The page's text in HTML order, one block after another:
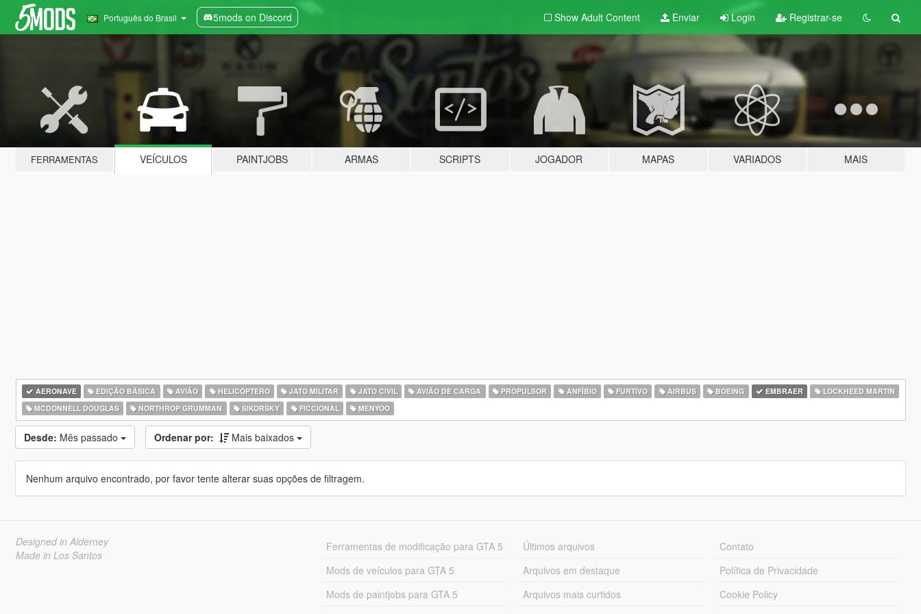
Português do Brasil 5mods on Discord Show Adult Content Enviar Login Registrar-se
FERRAMENTAS VEÍCULOS PAINTJOBS ARMAS SCRIPTS JOGADOR MAPAS VARIADOS MAIS
AERONAVE EDIÇÃO BÁSICA AVIÃO HELICÓPTERO JATO MILITAR JATO CIVIL AVIÃO DE CARGA PROPULSOR ANFÍBIO FURTIVO AIRBUS BOEING EMBRAER
LOCKHEED MARTIN
MCDONNELL DOUGLAS
NORTHROP GRUMMAN SIKORSKY FICCIONAL MENYOO
Desde: Mês passado Ordenar por: Mais baixados
Nenhum arquivo encontrado, por favor tente alterar suas opções de filtragem.
Designed in Alderney
Made in Los Santos
Ferramentas de modificação para GTA 5
Mods de veículos para GTA 5
Mods de paintjobs para GTA 5
Últimos arquivos
Arquivos em destaque
Arquivos mais curtidos
Contato
Política de Privacidade
Cookie Policy